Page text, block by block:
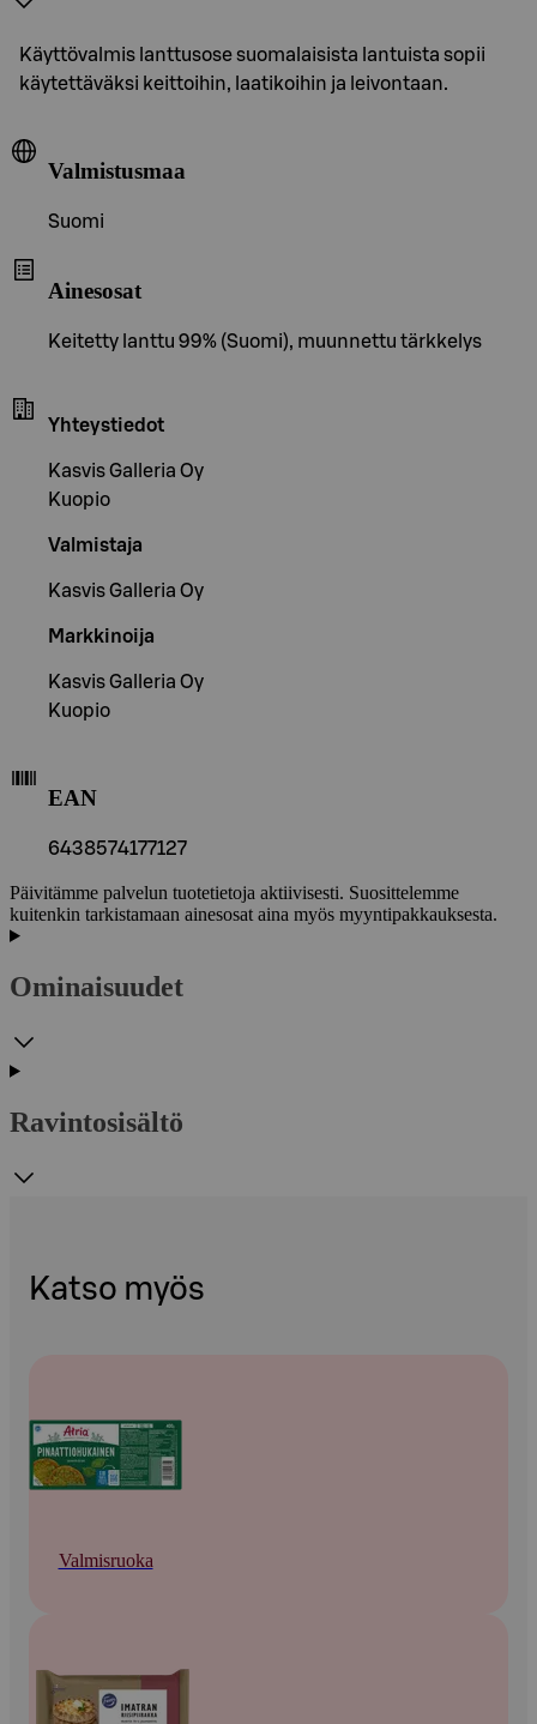
Käyttövalmis lanttusose suomalaisista lantuista sopii
käytettäväksi keittoihin, laatikoihin ja leivontaan.
Valmistusmaa
Suomi
Ainesosat
Keitetty lanttu 99% (Suomi), muunnettu tärkkelys
Yhteystiedot
Kasvis Galleria Oy
Kuopio
Valmistaja
Kasvis Galleria Oy
Markkinoija
Kasvis Galleria Oy
Kuopio
EAN
6438574177127
Päivitämme palvelun tuotetietoja aktiivisesti. Suosittelemme
kuitenkin tarkistamaan ainesosat aina myös myyntipakkauksesta.
Ominaisuudet
Ravintosisältö
Katso myös
Valmisruoka